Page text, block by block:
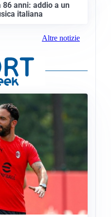
86 anni: addio a un
italiana
Altre notizie